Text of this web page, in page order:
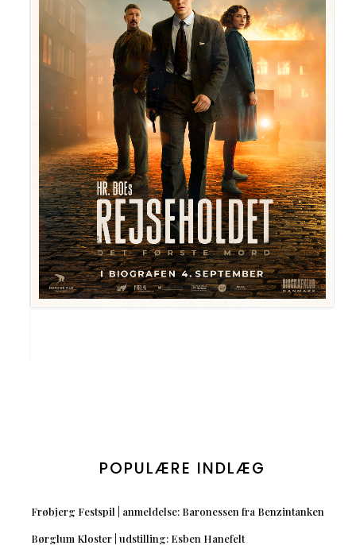
POPULÆRE INDLÆG
Frøbjerg Festspil | anmeldelse: Baronessen fra Benzintanken
Børglum Kloster | udstilling: Esben Hanefelt